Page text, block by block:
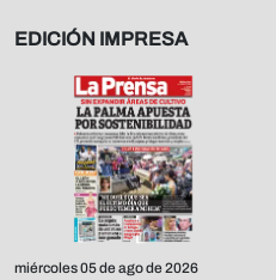
EDICIÓN IMPRESA
miércoles 05 de ago de 2026